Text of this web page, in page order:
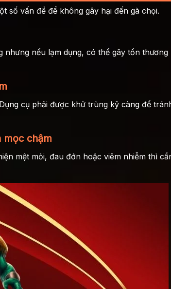
số vấn đề để không gây hại đến gà chọi.
nhưng nếu lạm dụng, có thể gây tổn thương
cụ phải được khử trùng kỹ càng để
mọc chậm
mệt mỏi, đau đớn hoặc viêm nhiễm thì